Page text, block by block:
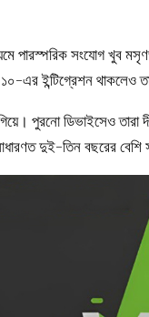
পারস্পরিক সংযোগ
ইন্টিগ্রেশন থাকলেও
ডিভাইসেও তারা
দুই-তিন বছরের